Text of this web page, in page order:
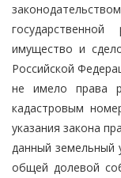
имущество и
Российской
не имело права
кадастровым
указания закона
данный земельный
общей долевой